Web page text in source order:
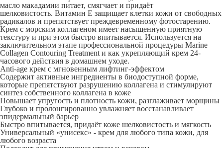
масло макадамии питает, смягчает и придаёт
шелковистость. Витамин Е защищает клетки кожи от свободных
радикалов и препятствует преждевременному фотостарению.
Крем с морским коллагеном имеет насыщенную приятную
текстуру и при этом быстро впитывается. Используется на
заключительном этапе профессиональной процедуры Marine
Collagen Contouring Treatment и как укрепляющий крем 24-
часового действия в домашнем уходе.
Anti-age крем с мгновенным лифтинг-эффектом
Содержит активные ингредиенты в биодоступной форме,
которые препятствуют разрушению коллагена и стимулируют
синтез собственного коллагена в коже
Повышает упругость и плотность кожи, разглаживает морщины
Глубоко и пролонгированно увлажняет восстанавливает
эпидермальный барьер
Быстро впитывается, придаёт коже шелковистость и мягкость
Универсальный «унисекс» - крем для любого типа кожи, для
любого возраста